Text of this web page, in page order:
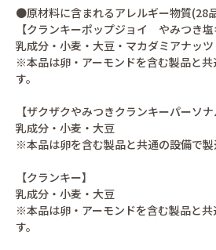
●原材料に含まれるアレルギー物質(28
【クランキーポップジョイ やみつき塩
乳成分・小麦・大豆・マカダミアナッツ
※本品は卵・アーモンドを含む製品と
す。
【ザクザクやみつきクランキーパーソナ
乳成分・小麦・大豆
※本品は卵を含む製品と共通の設備で製
【クランキー】
乳成分・小麦・大豆
※本品は卵・アーモンドを含む製品と
す。